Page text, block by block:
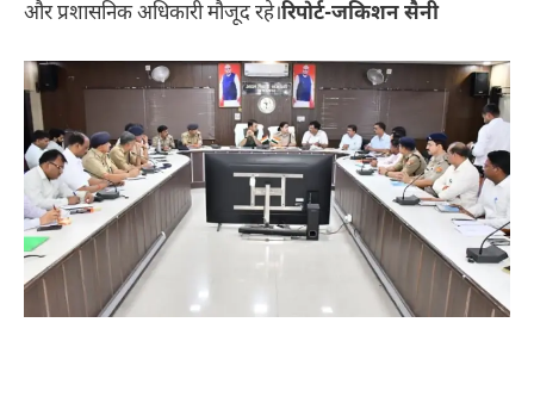
और प्रशासनिक अधिकारी मौजूद रहे।रिपोर्ट-जकिशन सैनी